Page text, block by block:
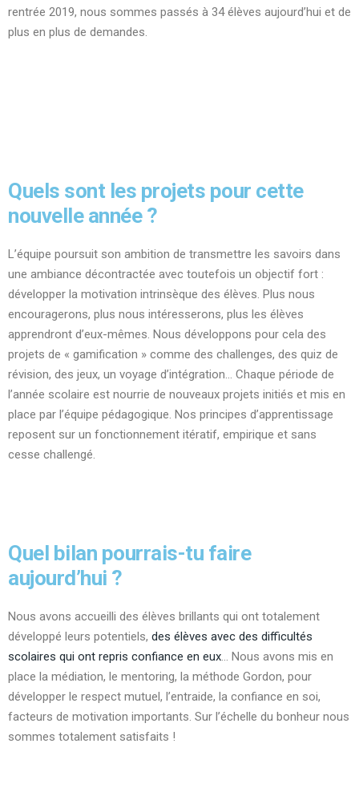
rentrée 2019, nous sommes passés à 34 élèves aujourd’hui et de
plus en plus de demandes.
Quels sont les projets pour cette
nouvelle année ?
L’équipe poursuit son ambition de transmettre les savoirs dans
une ambiance décontractée avec toutefois un objectif fort :
développer la motivation intrinsèque des élèves. Plus nous
encouragerons, plus nous intéresserons, plus les élèves
apprendront d’eux-mêmes. Nous développons pour cela des
projets de « gamification » comme des challenges, des quiz de
révision, des jeux, un voyage d’intégration… Chaque période de
l’année scolaire est nourrie de nouveaux projets initiés et mis en
place par l’équipe pédagogique. Nos principes d’apprentissage
reposent sur un fonctionnement itératif, empirique et sans
cesse challengé.
Quel bilan pourrais-tu faire
aujourd’hui ?
Nous avons accueilli des élèves brillants qui ont totalement
développé leurs potentiels, des élèves avec des difficultés
scolaires qui ont repris confiance en eux… Nous avons mis en
place la médiation, le mentoring, la méthode Gordon, pour
développer le respect mutuel, l’entraide, la confiance en soi,
facteurs de motivation importants. Sur l’échelle du bonheur nous
sommes totalement satisfaits !